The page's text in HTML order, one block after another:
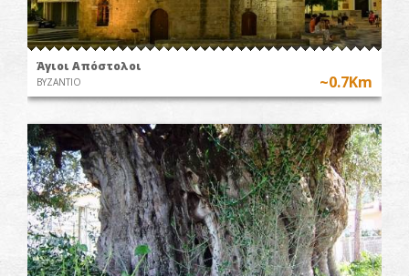
Άγιοι Απόστολοι
ΒΥΖΑΝΤΙΟ ~0.7Km